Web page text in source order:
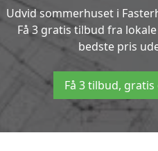
Udvid sommerhuset i
Få 3 gratis tilbud fra
bedste pris
Få 3 tilbud,